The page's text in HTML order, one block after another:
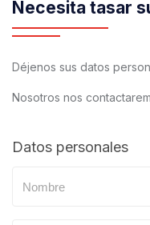
Necesita tasar
Déjenos sus datos
Nosotros nos
Datos personales